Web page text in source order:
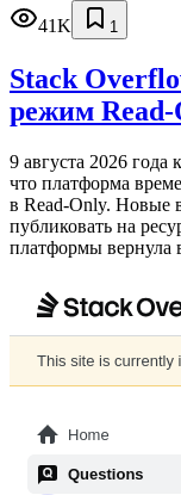
41K
1
Stack
режим
9 августа 2026
что платформа
в Read‑Only. Новые
публиковать на
платформы вернула